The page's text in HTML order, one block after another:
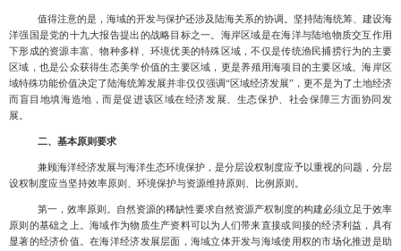
值得注意的是，海域的开发与保护还涉及陆海关系的协调。坚持陆海统筹、建设海
洋强国是党的十九大报告提出的战略目标之一。 海岸区域是在海洋与陆地物质交互作用
下形成的资源丰富、物种多样、环境优美的特殊区域，不仅是传统渔民捕捞行为的主要
区域，也是公众获得生态美学价值的主要区域，更是养殖用海项目的主要区域。海岸区
域特殊功能价值决定了陆海统筹发展并非仅仅强调“区域经济发展” ，更不是为了土地经济
而盲目地填海造地，而是促进该区域在经济发展、生态保护、社会保障三方面协同发
展。
二、基本原则要求
兼顾海洋经济发展与海洋生态环境保护，是分层设权制度应予以重视的问题，分层
设权制度应当坚持效率原则、环境保护与资源维持原则、比例原则。
第一，效率原则。 自然资源的稀缺性要求自然资源产权制度的构建必须立足于效率
原则的基础之上。海域作为物质生产资料可以为人们带来直接或间接的经济利益，具有
显著的经济价值。在海洋经济发展层面，海域立体开发与海域使用权的市场化推进是助